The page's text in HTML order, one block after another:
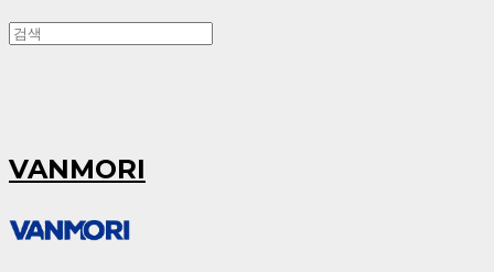
VANMORI